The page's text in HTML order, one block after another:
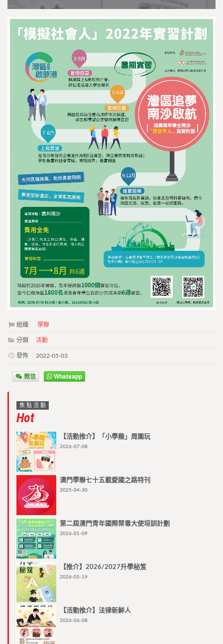
組織 學聯
分類 活動
發佈 2022-05-03
微信 Whatsapp
焦點活動
Hot
【活動推介】「小學雞」周圍玩
2026-07-08
澳門學聯七十五載愛國之路特刊
2025-04-30
第二屆澳門青年國際禁毒大使培訓計劃
2026-01-09
【推介】2026/2027升學秘笈
2026-05-19
【活動推介】法律新鮮人
2026-06-08